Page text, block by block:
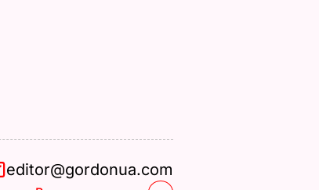
editor@gordonua.com